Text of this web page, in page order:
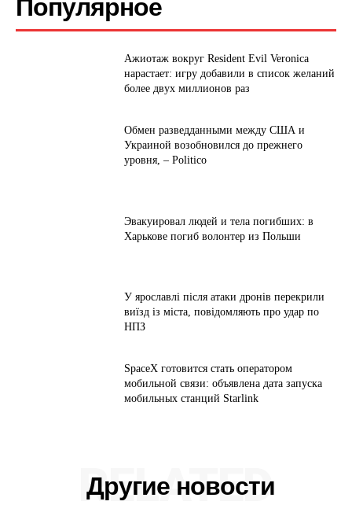
Популярное
Ажиотаж вокруг Resident Evil Veronica
нарастает: игру добавили в список желаний
более двух миллионов раз
Обмен разведданными между США и
Украиной возобновился до прежнего
уровня, – Politico
Эвакуировал людей и тела погибших: в
Харькове погиб волонтер из Польши
У ярославлі після атаки дронів перекрили
виїзд із міста, повідомляють про удар по
НПЗ
SpaceX готовится стать оператором
мобильной связи: объявлена дата запуска
мобильных станций Starlink
Другие новости
RELATED